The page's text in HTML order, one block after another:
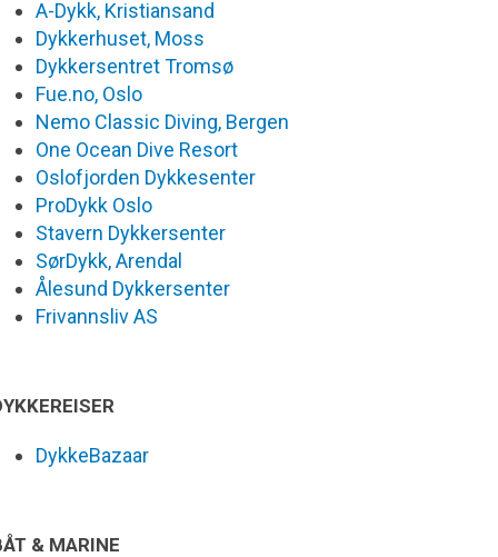
A-Dykk, Kristiansand
Dykkerhuset, Moss
Dykkersentret Tromsø
Fue.no, Oslo
Nemo Classic Diving, Bergen
One Ocean Dive Resort
Oslofjorden Dykkesenter
ProDykk Oslo
Stavern Dykkersenter
SørDykk, Arendal
Ålesund Dykkersenter
Frivannsliv AS
DykkeBazaar
& MARINE